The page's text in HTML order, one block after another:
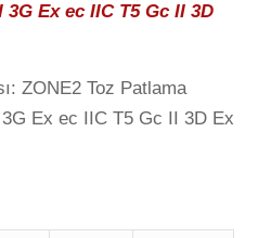
3G Ex ec IIC T5 Gc II 3D
ZONE2 Toz Patlama
Ex ec IIC T5 Gc II 3D Ex